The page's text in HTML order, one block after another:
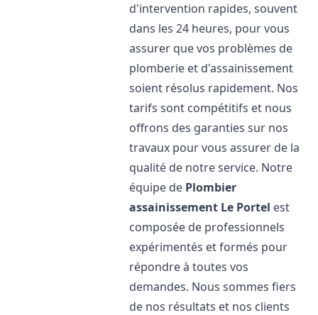
d'intervention rapides, souvent
dans les 24 heures, pour vous
assurer que vos problèmes de
plomberie et d'assainissement
soient résolus rapidement. Nos
tarifs sont compétitifs et nous
offrons des garanties sur nos
travaux pour vous assurer de la
qualité de notre service. Notre
équipe de Plombier
assainissement Le Portel est
composée de professionnels
expérimentés et formés pour
répondre à toutes vos
demandes. Nous sommes fiers
de nos résultats et nos clients